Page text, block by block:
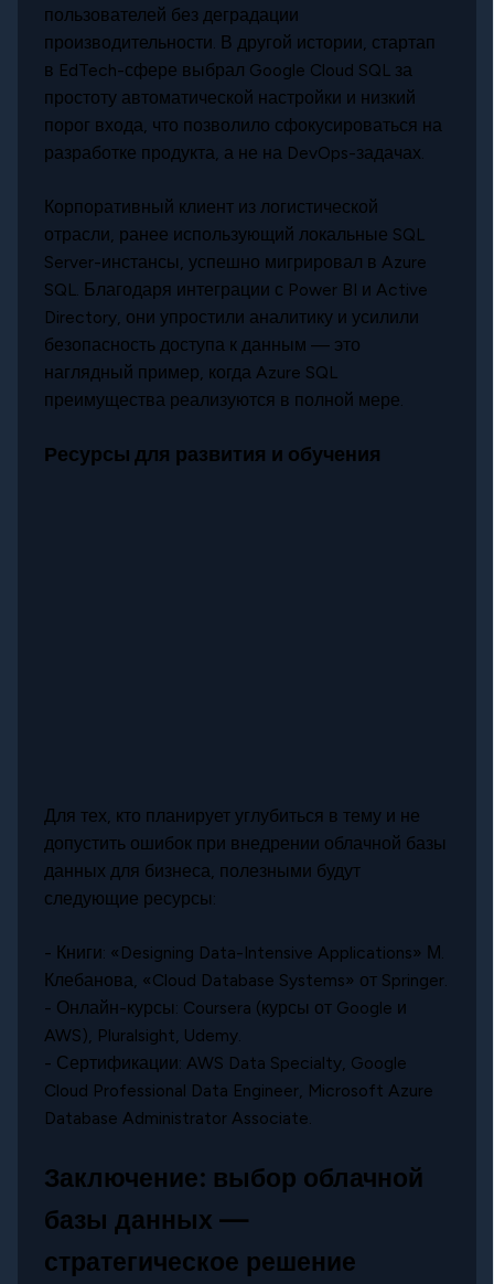
пользователей без деградации
производительности. В другой истории, стартап
в EdTech-сфере выбрал Google Cloud SQL за
простоту автоматической настройки и низкий
порог входа, что позволило сфокусироваться на
разработке продукта, а не на DevOps-задачах.
Корпоративный клиент из логистической
отрасли, ранее использующий локальные SQL
Server-инстансы, успешно мигрировал в Azure
SQL. Благодаря интеграции с Power BI и Active
Directory, они упростили аналитику и усилили
безопасность доступа к данным — это
наглядный пример, когда Azure SQL
преимущества реализуются в полной мере.
Ресурсы для развития и обучения
Для тех, кто планирует углубиться в тему и не
допустить ошибок при внедрении облачной базы
данных для бизнеса, полезными будут
следующие ресурсы:
- Книги: «Designing Data-Intensive Applications» М.
Клебанова, «Cloud Database Systems» от Springer.
- Онлайн-курсы: Coursera (курсы от Google и
AWS), Pluralsight, Udemy.
- Сертификации: AWS Data Specialty, Google
Cloud Professional Data Engineer, Microsoft Azure
Database Administrator Associate.
Заключение: выбор облачной
базы данных —
стратегическое решение